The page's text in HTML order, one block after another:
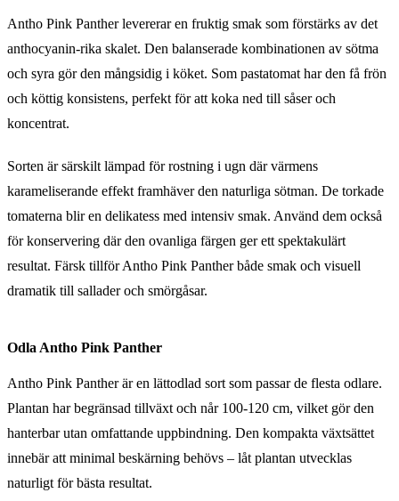
Antho Pink Panther levererar en fruktig smak som förstärks av det
anthocyanin-rika skalet. Den balanserade kombinationen av sötma
och syra gör den mångsidig i köket. Som pastatomat har den få frön
och köttig konsistens, perfekt för att koka ned till såser och
koncentrat.
Sorten är särskilt lämpad för rostning i ugn där värmens
karameliserande effekt framhäver den naturliga sötman. De torkade
tomaterna blir en delikatess med intensiv smak. Använd dem också
för konservering där den ovanliga färgen ger ett spektakulärt
resultat. Färsk tillför Antho Pink Panther både smak och visuell
dramatik till sallader och smörgåsar.
Odla Antho Pink Panther
Antho Pink Panther är en lättodlad sort som passar de flesta odlare.
Plantan har begränsad tillväxt och når 100-120 cm, vilket gör den
hanterbar utan omfattande uppbindning. Den kompakta växtsättet
innebär att minimal beskärning behövs – låt plantan utvecklas
naturligt för bästa resultat.